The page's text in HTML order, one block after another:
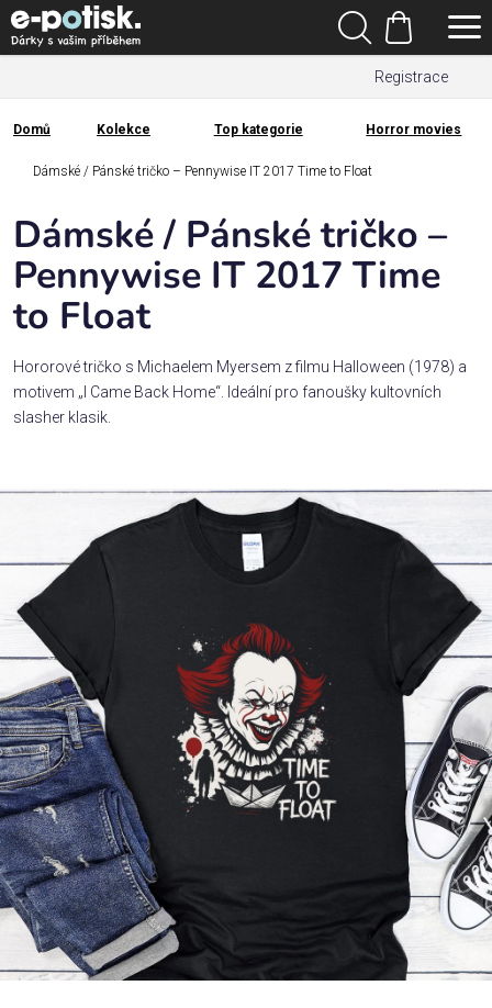
Přejít
na
obsah
Registrace
Hledat
Nákupní
košík
Kategorie
Dárek
pro
Rodina
Láska
Příležitosti
Domácnost
Kolekce
Oblečení
Přihlášení
Domů
Domů Kolekce Top kategorie Horror movies
Dámské / Pánské tričko – Pennywise IT 2017 Time to Float
Dámské / Pánské tričko –
Pennywise IT 2017 Time
to Float
Hororové tričko s Michaelem Myersem z filmu Halloween (1978) a
motivem „I Came Back Home“. Ideální pro fanoušky kultovních
slasher klasik.